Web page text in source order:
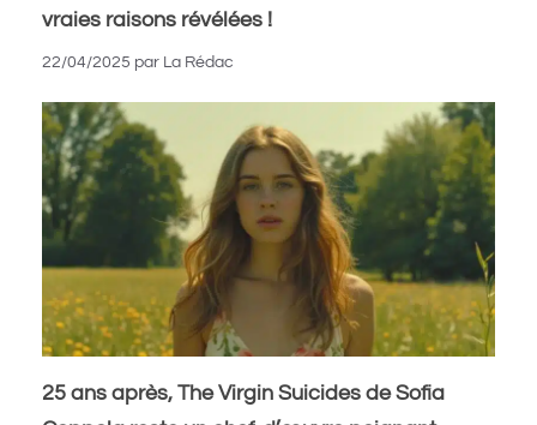
vraies raisons révélées !
22/04/2025 par La Rédac
25 ans après, The Virgin Suicides de Sofia